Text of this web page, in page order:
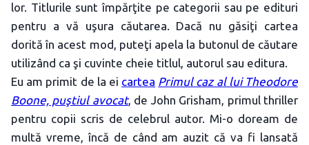
lor. Titlurile sunt împărţite pe categorii sau pe edituri
pentru a vă uşura căutarea. Dacă nu găsiţi cartea
dorită în acest mod, puteţi apela la butonul de căutare
utilizând ca şi cuvinte cheie titlul, autorul sau editura.
Eu am primit de la ei cartea Primul caz al lui Theodore
Boone, puştiul avocat, de John Grisham, primul thriller
pentru copii scris de celebrul autor. Mi-o doream de
multă vreme, încă de când am auzit că va fi lansată